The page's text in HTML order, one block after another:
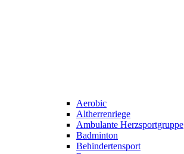
Aerobic
Altherrenriege
Ambulante Herzsportgruppe
Badminton
Behindertensport